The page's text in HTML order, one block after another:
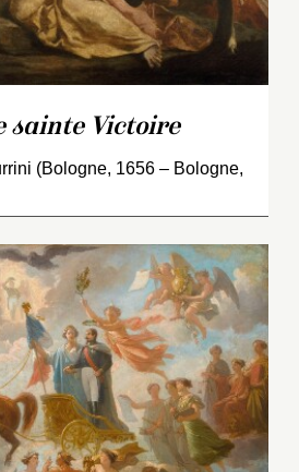
sainte Victoire
(Bologne, 1656 – Bologne,